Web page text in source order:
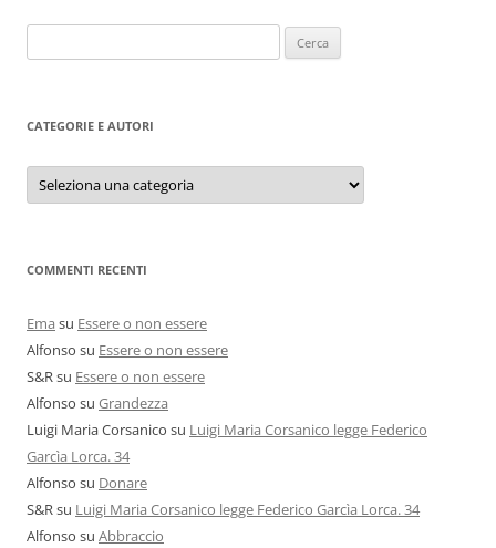
per:
CATEGORIE E AUTORI
Categorie
autori
COMMENTI RECENTI
Ema su Essere o non essere
Alfonso su Essere o non essere
S&Rsu Essere o non essere
Alfonso su Grandezza
Luigi Maria Corsanico su Luigi Maria Corsanico legge Federico
Garcìa Lorca. 34
Alfonso su Donare
S&Rsu Luigi Maria Corsanico legge Federico Garcìa Lorca. 34
Alfonso su Abbraccio